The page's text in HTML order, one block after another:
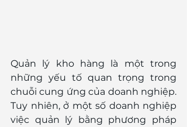
Quản lý kho hàng là một trong
những yếu tố quan trọng trong
chuỗi cung ứng của doanh nghiệp.
Tuy nhiên, ở một số doanh nghiệp
việc quản lý bằng phương pháp